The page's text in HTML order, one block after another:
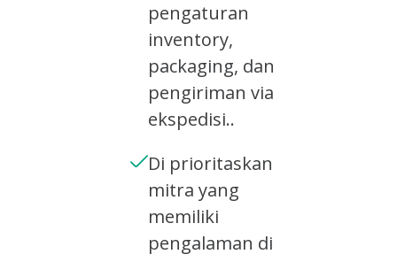
pengaturan
inventory,
packaging, dan
pengiriman via
ekspedisi..
Di prioritaskan
mitra yang
memiliki
pengalaman di